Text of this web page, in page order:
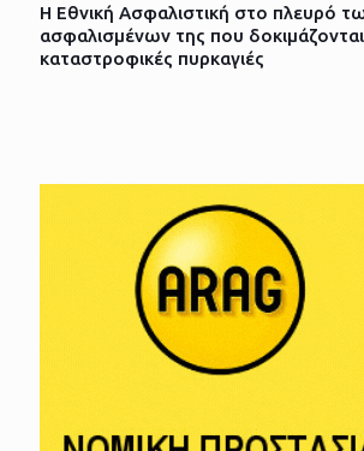
Η Εθνική Ασφαλιστική στο πλευρό
ασφαλισμένων της που δοκιμάζονται
καταστροφικές πυρκαγιές